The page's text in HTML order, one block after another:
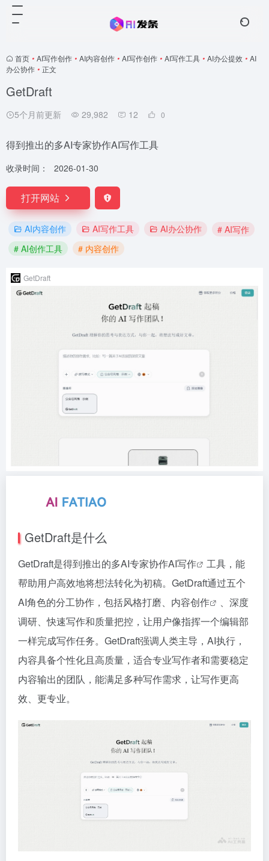
首页 • AI写作创作 • AI内容创作 • AI写作创作 • AI写作工具 • AI办公提效 • AI
办公协作 • 正文
GetDraft
5个月前更新 29,982 12 0
得到推出的多AI专家协作AI写作工具
收录时间： 2026-01-30
打开网站
AI内容创作 AI写作工具 AI办公协作
# AI写作
# AI创作工具
# 内容创作
GetDraft
GetDraft是什么
GetDraft是得到推出的多AI专家协作AI写作
工具，能
帮助用户高效地将想法转化为初稿。GetDraft通过五个
AI角色的分工协作，包括风格打磨、 内容创作
、深度
调研、快速写作和质量把控，让用户像指挥一个编辑部
一样完成写作任务。GetDraft强调人类主导，AI执行，
内容具备个性化且高质量，适合专业写作者和需要稳定
内容输出的团队，能满足多种写作需求，让写作更高
效、更专业。